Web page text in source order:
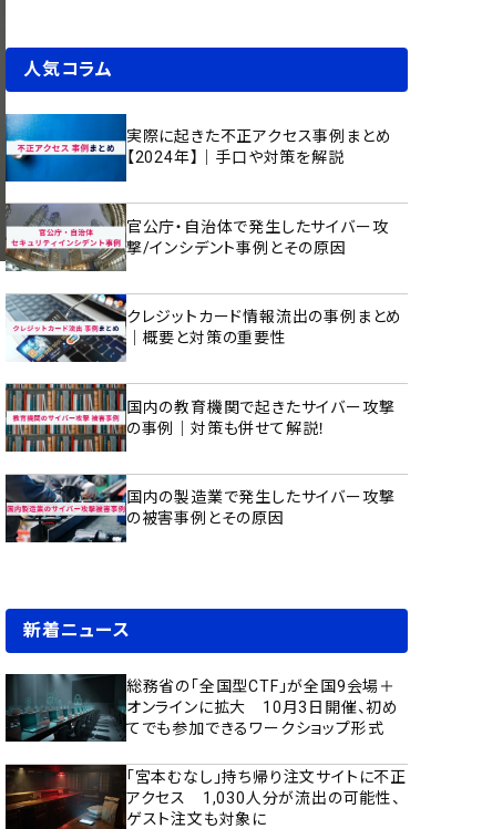
人気コラム
実際に起きた不正アクセス事例まとめ
【2024年】｜手口や対策を解説
官公庁・自治体で発生したサイバー攻
撃/インシデント事例とその原因
クレジットカード情報流出の事例まとめ
｜概要と対策の重要性
国内の教育機関で起きたサイバー攻撃
の事例｜対策も併せて解説！
国内の製造業で発生したサイバー攻撃
の被害事例とその原因
新着ニュース
総務省の「全国型CTF」が全国9会場＋
オンラインに拡大 10月3日開催、初め
てでも参加できるワークショップ形式
「宮本むなし」持ち帰り注文サイトに不正
アクセス 1,030人分が流出の可能性、
ゲスト注文も対象に